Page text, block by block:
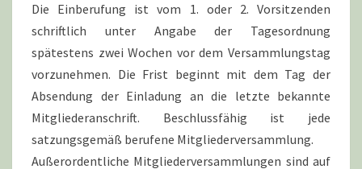
Die Einberufung ist vom 1. oder 2. Vorsitzenden
schriftlich unter Angabe der Tagesordnung
spätestens zwei Wochen vor dem Versammlungstag
vorzunehmen. Die Frist beginnt mit dem Tag der
Absendung der Einladung an die letzte bekannte
Mitgliederanschrift. Beschlussfähig ist jede
satzungsgemäß berufene Mitgliederversammlung.
Außerordentliche Mitgliederversammlungen sind auf